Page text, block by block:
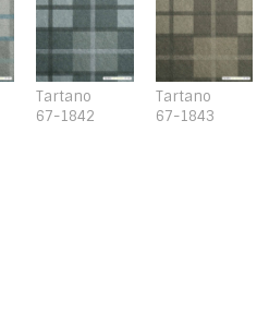
Tartano
67-1842
Tartano
67-1843